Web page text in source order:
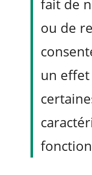
fait de
ou de
un
comité